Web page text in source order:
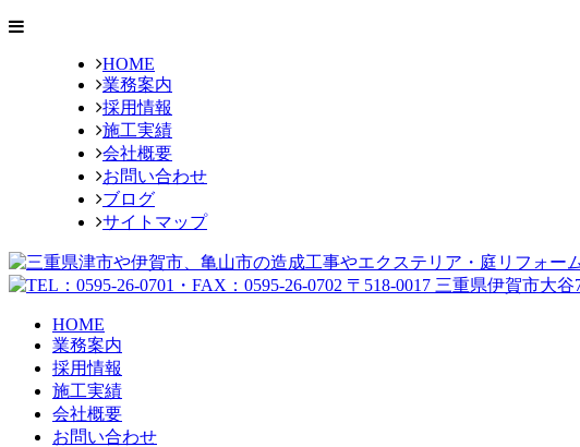
HOME
業務案内
採用情報
施工実績
会社概要
お問い合わせ
ブログ
サイトマップ
HOME
業務案内
採用情報
施工実績
会社概要
お問い合わせ